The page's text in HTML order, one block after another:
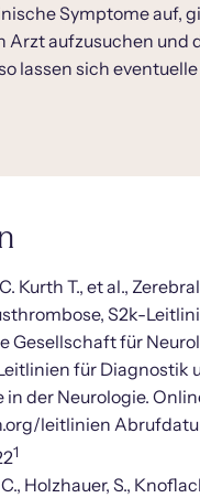
Symptome auf,
Arzt aufzusuchen und
lassen sich
Kurth T., et al.,
S2k-
Gesellschaft für
für Diagnostik
in der Neurologie.
leitlinien
1
Holzhauer, S.,